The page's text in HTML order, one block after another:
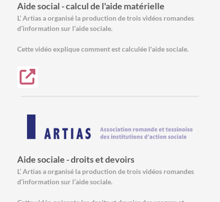
Aide social - calcul de l'aide matérielle
L’ Artias a organisé la production de trois vidéos romandes
d’information sur l’aide sociale.
Cette vidéo explique comment est calculée l'aide sociale.
Aide sociale - droits et devoirs
L’ Artias a organisé la production de trois vidéos romandes
d’information sur l’aide sociale.